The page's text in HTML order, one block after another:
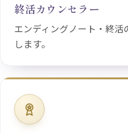
終活カウンセラー
エンディングノート・終活
します。